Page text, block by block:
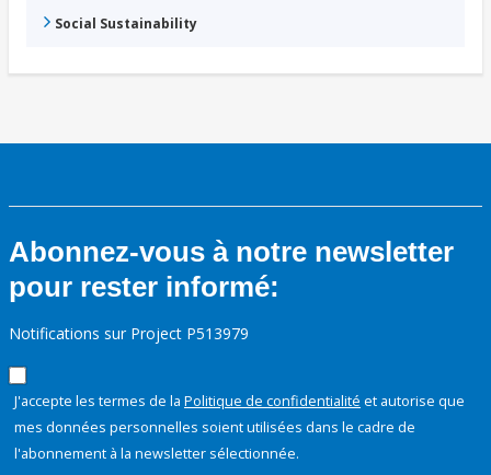
Social Sustainability
Abonnez-vous à notre newsletter
pour rester informé:
Notifications sur Project P513979
J'accepte les termes de la Politique de confidentialité et autorise que
mes données personnelles soient utilisées dans le cadre de
l'abonnement à la newsletter sélectionnée.